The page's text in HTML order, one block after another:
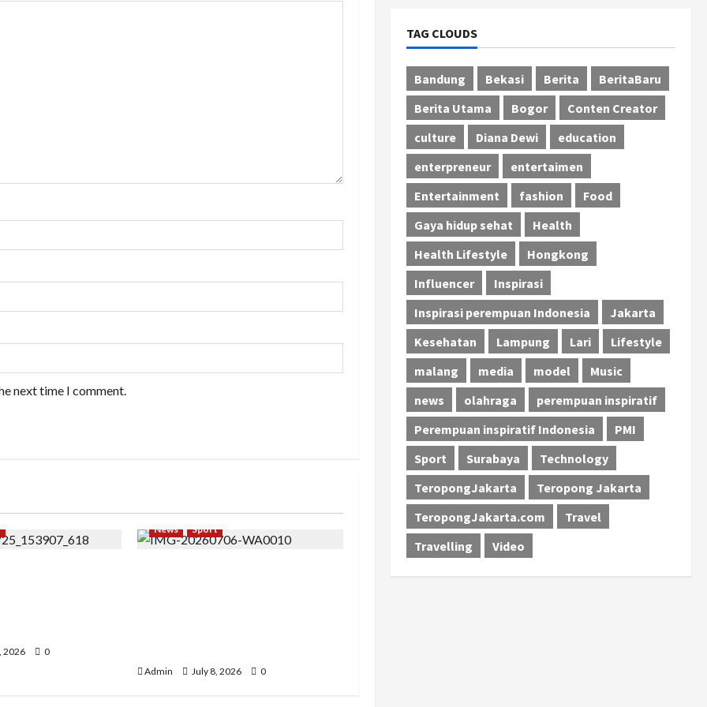
next time I comment.
2026 0
News Sport
Admin July 8, 2026 0
TAG CLOUDS
Bandung Bekasi Berita
BeritaBaru
Berita Utama
Bogor
Conten Creator
culture
Diana Dewi
education
enterpreneur
entertaimen
Entertainment
fashion
Food
Gaya hidup sehat
Health
Health Lifestyle
Hongkong
Influencer
Inspirasi
Inspirasi perempuan Indonesia
Jakarta
Kesehatan
Lampung Lari
Lifestyle
malang
media model
Music
news
olahraga
perempuan inspiratif
Perempuan inspiratif Indonesia
PMI
Sport
Surabaya
Technology
TeropongJakarta
Teropong Jakarta
TeropongJakarta.com
Travel
Travelling
Video